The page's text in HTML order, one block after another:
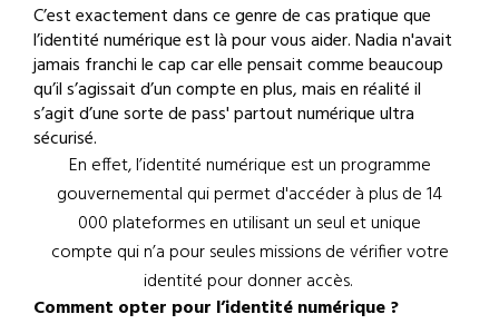
C’est exactement dans ce genre de cas pratique que
l’identité numérique est là pour vous aider. Nadia n'avait
jamais franchi le cap car elle pensait comme beaucoup
qu’il s’agissait d’un compte en plus, mais en réalité il
s’agit d’une sorte de pass' partout numérique ultra
sécurisé.
En effet, l’identité numérique est un programme
gouvernemental qui permet d'accéder à plus de 14
000 plateformes en utilisant un seul et unique
compte qui n’a pour seules missions de vérifier votre
identité pour donner accès.
Comment opter pour l’identité numérique ?